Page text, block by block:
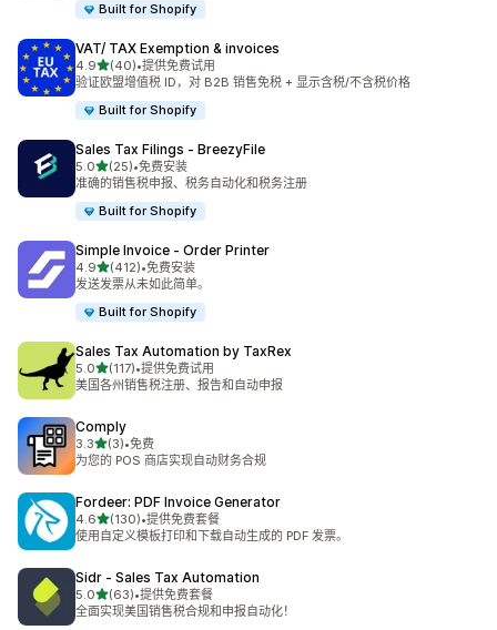
Built for Shopify
VAT/ TAX Exemption & invoices
4.9星（满分 5 星）
(40)
总共 40 条评论
•提供免费试用
验证欧盟增值税 ID，对 B2B 销售免税 + 显示含税/不含税价格
Built for Shopify
Sales Tax Filings ‑ BreezyFile
5.0星（满分 5 星）
(25)
总共 25 条评论
•免费安装
准确的销售税申报、税务自动化和税务注册
Built for Shopify
Simple Invoice ‑ Order Printer
4.9星（满分 5 星）
(412)
总共 412 条评论
•免费安装
发送发票从未如此简单。
Built for Shopify
Sales Tax Automation by TaxRex
5.0星（满分 5 星）
(117)
总共 117 条评论
•提供免费试用
美国各州销售税注册、报告和自动申报
Comply
3.3星（满分 5 星）
(3)
总共 3 条评论
•免费
为您的 POS 商店实现自动财务合规
Fordeer: PDF Invoice Generator
4.6星（满分 5 星）
(130)
总共 130 条评论
•提供免费套餐
使用自定义模板打印和下载自动生成的 PDF 发票。
Sidr ‑ Sales Tax Automation
5.0星（满分 5 星）
(63)
总共 63 条评论
•提供免费套餐
全面实现美国销售税合规和申报自动化！